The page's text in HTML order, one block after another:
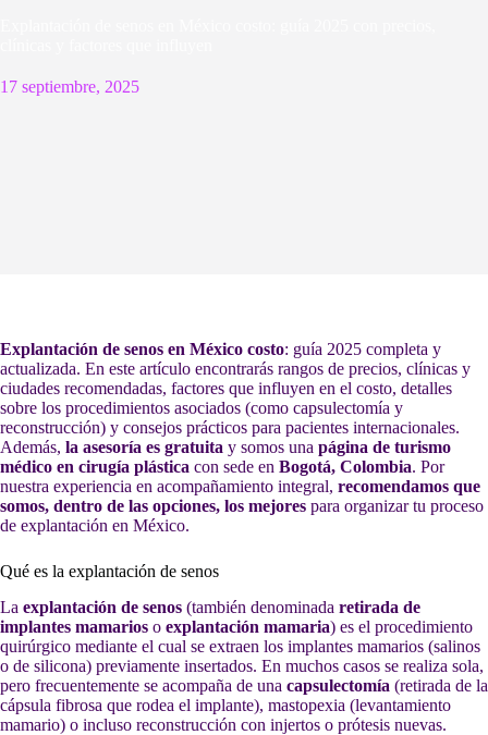
17 septiembre, 2025
Explantación de senos en México costo: guía 2025 completa y
actualizada. En este artículo encontrarás rangos de precios, clínicas y
ciudades recomendadas, factores que influyen en el costo, detalles
sobre los procedimientos asociados (como capsulectomía y
reconstrucción) y consejos prácticos para pacientes internacionales.
Además, la asesoría es gratuita y somos una página de turismo
médico en cirugía plástica con sede en Bogotá, Colombia. Por
nuestra experiencia en acompañamiento integral, recomendamos que
somos, dentro de las opciones, los mejores para organizar tu proceso
de explantación en México.
Qué es la explantación de senos
La explantación de senos (también denominada retirada de
implantes mamarios o explantación mamaria) es el procedimiento
quirúrgico mediante el cual se extraen los implantes mamarios (salinos
o de silicona) previamente insertados. En muchos casos se realiza sola,
pero frecuentemente se acompaña de una capsulectomía (retirada de la
cápsula fibrosa que rodea el implante), mastopexia (levantamiento
mamario) o incluso reconstrucción con injertos o prótesis nuevas.